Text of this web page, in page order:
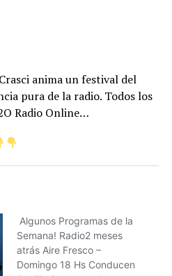
anima un festival del
pura de la radio. Todos los
Radio Online…